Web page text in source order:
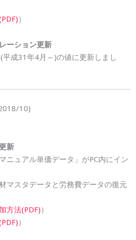
）
ーション更新
成31年4月～)の値に更新しまし
10)
新
ニュアル単価データ」がPC内にイン
マスタデータと労務費データの復元
方法(PDF)）
）